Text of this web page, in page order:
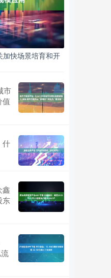
加快场景培育和开
市
值
什
鑫
东